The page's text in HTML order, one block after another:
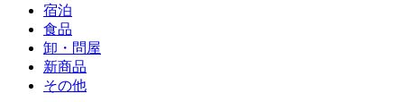
宿泊
食品
卸・問屋
新商品
その他